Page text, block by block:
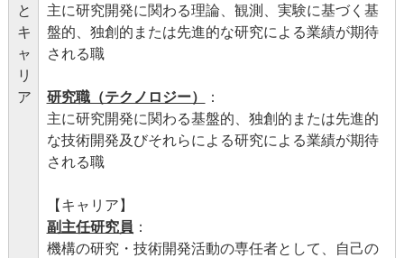
と
キ
ャ
リ
ア
主に研究開発に関わる理論、観測、実験に基づく基
盤的、独創的または先進的な研究による業績が期待
される職
研究職（テクノロジー）
：
主に研究開発に関わる基盤的、独創的または先進的
な技術開発及びそれらによる研究による業績が期待
される職
【キャリア】
副主任研究員 ：
機構の研究・技術開発活動の専任者として、自己の